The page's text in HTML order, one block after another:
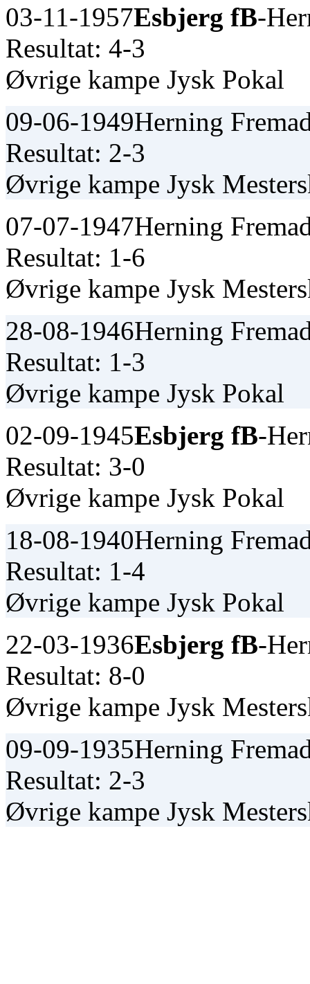
03-11-1957Esbjerg fB-
Resultat: 4-3
Øvrige kampe Jysk Pokal
09-06-1949Herning
Resultat: 2-3
Øvrige kampe Jysk
07-07-1947Herning
Resultat: 1-6
Øvrige kampe Jysk
28-08-1946Herning
Resultat: 1-3
Øvrige kampe Jysk Pokal
02-09-1945Esbjerg fB-
Resultat: 3-0
Øvrige kampe Jysk Pokal
18-08-1940Herning
Resultat: 1-4
Øvrige kampe Jysk Pokal
22-03-1936Esbjerg fB-
Resultat: 8-0
Øvrige kampe Jysk
09-09-1935Herning
Resultat: 2-3
Øvrige kampe Jysk